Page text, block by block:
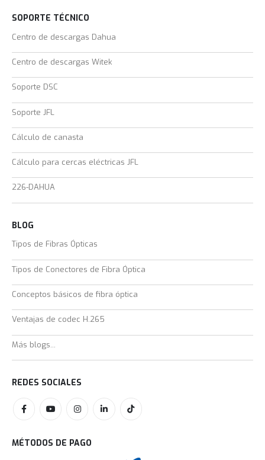
SOPORTE TÉCNICO
Centro de descargas Dahua
Centro de descargas Witek
Soporte DSC
Soporte JFL
Cálculo de canasta
Cálculo para cercas eléctricas JFL
226-DAHUA
BLOG
Tipos de Fibras Ópticas
Tipos de Conectores de Fibra Óptica
Conceptos básicos de fibra óptica
Ventajas de codec H.265
Más blogs...
REDES SOCIALES
MÉTODOS DE PAGO